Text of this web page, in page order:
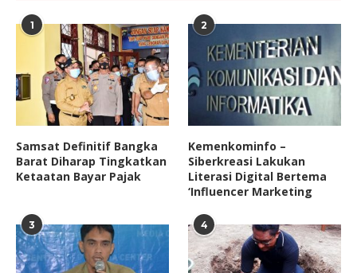
1
Samsat Definitif Bangka
Barat Diharap Tingkatkan
Ketaatan Bayar Pajak
2
Kemenkominfo –
Siberkreasi Lakukan
Literasi Digital Bertema
‘Influencer Marketing
3 4